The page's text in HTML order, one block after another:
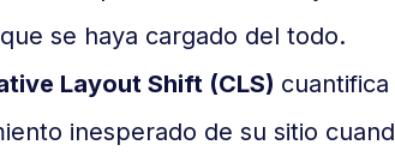
se haya cargado del todo.
Layout Shift (CLS)
inesperado de su sitio